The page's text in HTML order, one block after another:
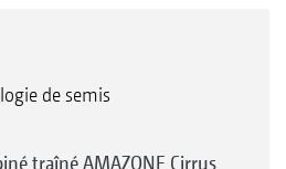
de semis
traîné AMAZONE Cirrus